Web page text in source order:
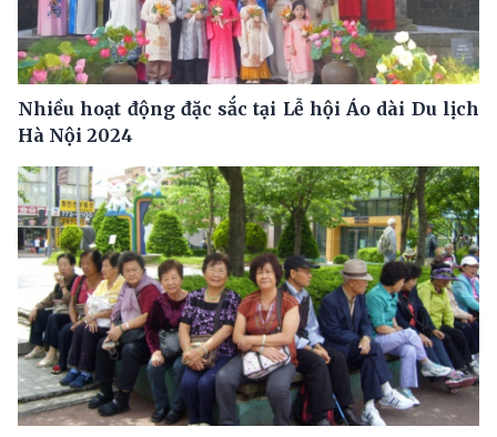
Nhiều hoạt động đặc sắc tại Lễ hội Áo dài Du lịch
Hà Nội 2024